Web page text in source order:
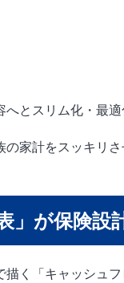
とスリム化・最適
家計をスッキリさ
が保険設
く「キャッシュ